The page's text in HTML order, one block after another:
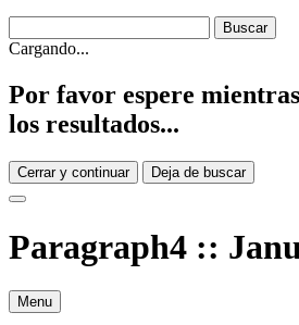
Cargando...
Por favor espere
los resultados...
Cerrar y continuar Deja de buscar
Paragraph4 ::
Menu